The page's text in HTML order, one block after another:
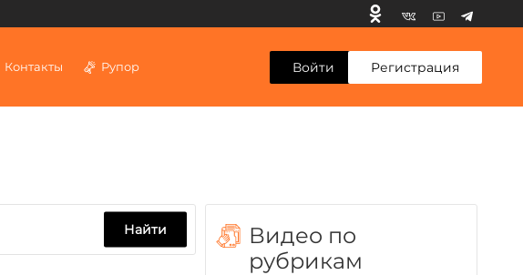
Контакты Рупор Войти Регистрация
Найти
Видео по
рубрикам